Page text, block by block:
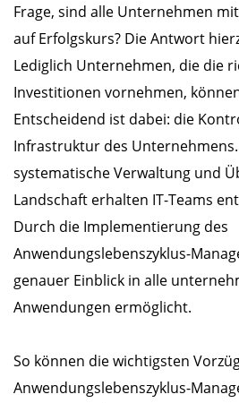
Frage, sind alle Unternehmen
auf Erfolgskurs? Die Antwort
Lediglich Unternehmen, die die
Investitionen vornehmen,
Entscheidend ist dabei: die
Infrastruktur des
systematische Verwaltung und
Landschaft erhalten IT-Teams
Durch die Implementierung des
Anwendungslebenszyklus-
genauer Einblick in alle
Anwendungen ermöglicht.
So können die wichtigsten
Anwendungslebenszyklus-